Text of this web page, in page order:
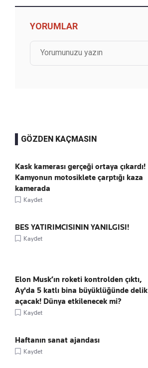
YORUMLAR
GÖZDEN KAÇMASIN
Kask kamerası gerçeği ortaya çıkardı!
Kamyonun motosiklete çarptığı kaza
kamerada
Kaydet
BES YATIRIMCISININ YANILGISI!
Kaydet
Elon Musk’ın roketi kontrolden çıktı,
Ay'da 5 katlı bina büyüklüğünde delik
açacak! Dünya etkilenecek mi?
Kaydet
Haftanın sanat ajandası
Kaydet